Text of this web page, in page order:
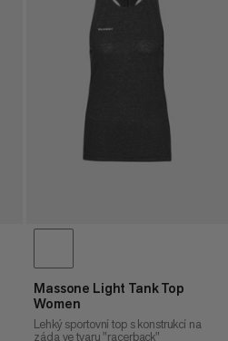
CENA OD NEJNIŽŠÍ PO NEJVYŠŠÍ
CENA OD NEJVYŠŠÍ PO NEJNIŽŠÍ
Massone Light Tank Top
Women
Lehký sportovní top s konstrukcí na
záda ve tvaru "racerback"